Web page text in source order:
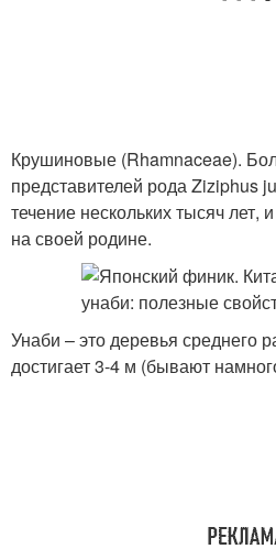
Крушиновые (Rhamnaceae).
представителей рода
течение нескольких тысяч лет,
на своей родине.
Унаби – это деревья среднего
достигает 3-4 м (бывают